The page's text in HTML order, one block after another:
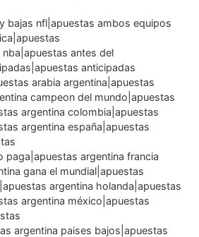
bajas nfl|apuestas ambos equipos
antes del
anticipadas
arabia argentina|apuestas
campeon del mundo|apuestas
argentina colombia|apuestas
argentina españa|apuestas
paga|apuestas argentina francia
gana el mundial|apuestas
argentina holanda|apuestas
argentina méxico|apuestas
argentina paises bajos|apuestas